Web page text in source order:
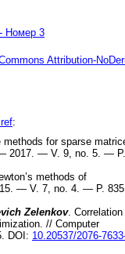
Номер 3
Attribution-
:
methods for sparse
2017 . — V. 9 , no. 5 . — P.
methods of
. — V. 7 , no. 4 . — P. 835
Zelenkov. Correlation
. // Computer
DOI: 10.20537/2076-